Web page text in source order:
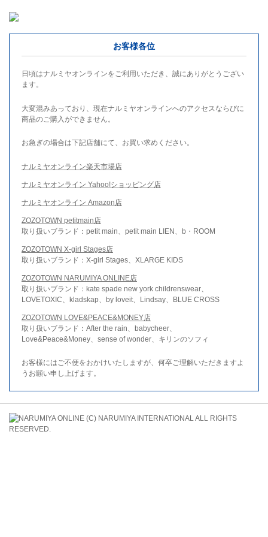
お客様各位
日頃はナルミヤオンラインをご利用いただき、誠にありがとうござい
ます。
大変混みあっており、現在ナルミヤオンラインへのアクセスならびに
商品のご購入ができません。
お急ぎの場合は下記店舗にて、お買い求めください。
ナルミヤオンライン楽天市場店
ナルミヤオンライン Yahoo!ショッピング店
ナルミヤオンライン Amazon店
ZOZOTOWN petitmain店
取り扱いブランド：petit main、petit main LIEN、b・ROOM
ZOZOTOWN X-girl Stages店
取り扱いブランド：X-girl Stages、XLARGE KIDS
ZOZOTOWN NARUMIYA ONLINE店
取り扱いブランド：kate spade new york childrenswear、
LOVETOXIC、kladskap、by loveit、Lindsay、BLUE CROSS
ZOZOTOWN LOVE&PEACE&MONEY店
取り扱いブランド：After the rain、babycheer、
Love&Peace&Money、sense of wonder、キリンのソフィ
お客様にはご不便をおかけいたしますが、何卒ご理解いただきますよ
うお願い申し上げます。